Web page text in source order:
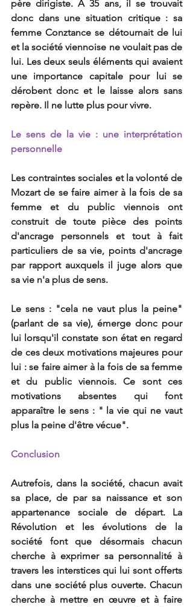
père dirigiste. A 35 ans, il se trouvait
donc dans une situation critique : sa
femme Conztance se détournait de lui
et la société viennoise ne voulait pas de
lui. Les deux seuls éléments qui avaient
une importance capitale pour lui se
dérobent donc et le laisse alors sans
repère. Il ne lutte plus pour vivre.
Le sens de la vie : une interprétation
personnelle
Les contraintes sociales et la volonté de
Mozart de se faire aimer à la fois de sa
femme et du public viennois ont
construit de toute pièce des points
d'ancrage personnels et tout à fait
particuliers de sa vie, points d'ancrage
par rapport auxquels il juge alors que
sa vie n'a plus de sens.
Le sens : "cela ne vaut plus la peine"
(parlant de sa vie), émerge donc pour
lui lorsqu'il constate son état en regard
de ces deux motivations majeures pour
lui : se faire aimer à la fois de sa femme
et du public viennois. Ce sont ces
motivations absentes qui font
apparaître le sens : " la vie qui ne vaut
plus la peine d'être vécue".
Conclusion
Autrefois, dans la société, chacun avait
sa place, de par sa naissance et son
appartenance sociale de départ. La
Révolution et les évolutions de la
société font que désormais chacun
cherche à exprimer sa personnalité à
travers les interstices qui lui sont offerts
dans une société plus ouverte. Chacun
cherche à mettre en œuvre et à faire